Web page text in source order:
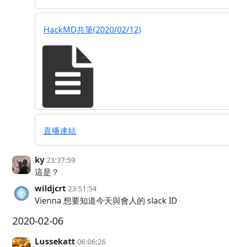
HackMD共筆(2020/02/12)
直播連結
ky 23:37:59
這是？
wildjcrt 23:51:54
Vienna 想要知道今天與會人的 slack ID
2020-02-06
Lussekatt 06:06:26